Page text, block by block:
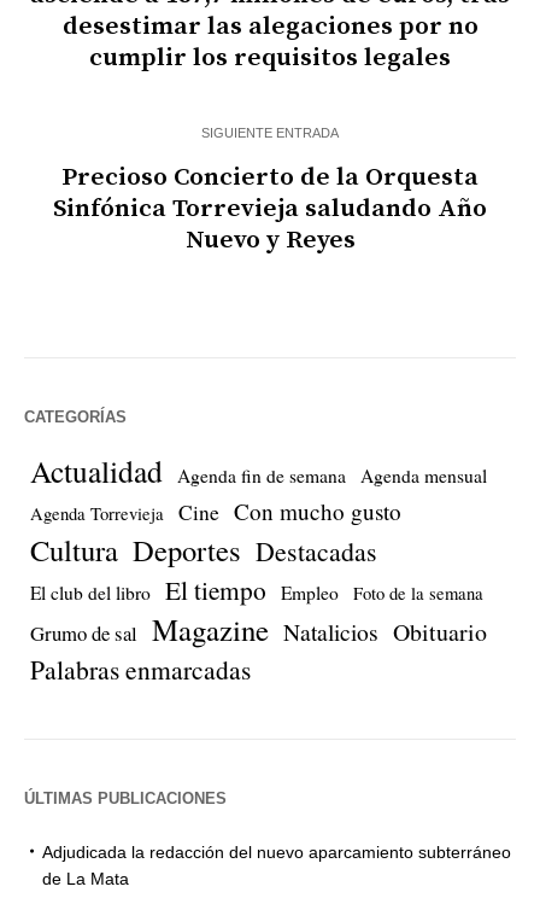
desestimar las alegaciones por no
cumplir los requisitos legales
SIGUIENTE ENTRADA
Precioso Concierto de la Orquesta
Sinfónica Torrevieja saludando Año
Nuevo y Reyes
CATEGORÍAS
Actualidad Agenda fin de semana Agenda mensual
Agenda Torrevieja Cine Con mucho gusto
Cultura Deportes Destacadas
El club del libro El tiempo Empleo Foto de la semana
Grumo de sal Magazine Natalicios Obituario
Palabras enmarcadas
ÚLTIMAS PUBLICACIONES
Adjudicada la redacción del nuevo aparcamiento subterráneo
de La Mata